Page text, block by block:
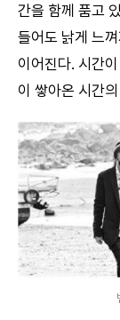
간을 함께 품고
들어도 낡게 느
이어진다. 시간
이 쌓아온 시간